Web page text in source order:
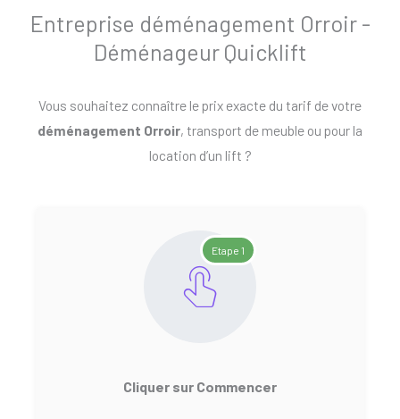
Entreprise déménagement Orroir -
Déménageur Quicklift
Vous souhaitez connaître le prix exacte du tarif de votre
déménagement Orroir, transport de meuble ou pour la
location d’un lift ?
Etape 1
Cliquer sur Commencer